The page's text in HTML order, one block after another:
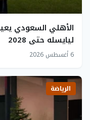
الأهلي السعودي
ليايسله حتى 2028
6 أغسطس 2026
الرياضة